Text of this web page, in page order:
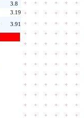
3.8
3.19
3.91